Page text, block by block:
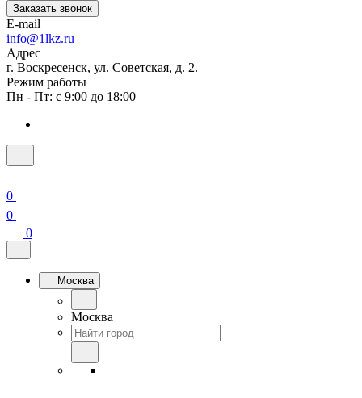
Заказать звонок
E-mail
info@1lkz.ru
Адрес
г. Воскресенск, ул. Советская, д. 2.
Режим работы
Пн - Пт: с 9:00 до 18:00
0
0
0
Москва
Москва